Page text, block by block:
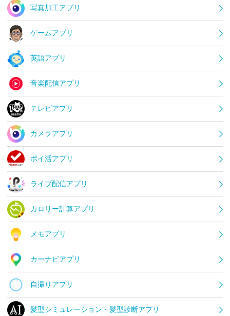
写真加工アプリ
ゲームアプリ
英語アプリ
音楽配信アプリ
テレビアプリ
カメラアプリ
ポイ活アプリ
ライブ配信アプリ
カロリー計算アプリ
メモアプリ
カーナビアプリ
自撮りアプリ
髪型シミュレーション・髪型診断アプリ